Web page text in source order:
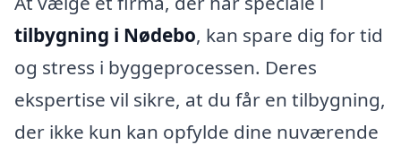
tilbygning i Nødebo, kan spare dig for tid
og stress i byggeprocessen. Deres
ekspertise vil sikre, at du får en tilbygning,
der ikke kun kan opfylde dine nuværende